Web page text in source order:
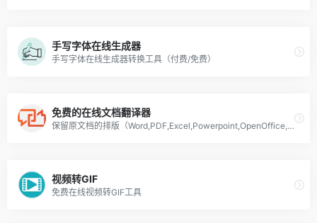
手写字体在线生成器
手写字体在线生成器转换工具（付费/免费）
免费的在线文档翻译器
保留原文档的排版（Word,PDF,Excel,Powerpoint,OpenOffice,文本）
视频转GIF
免费在线视频转GIF工具